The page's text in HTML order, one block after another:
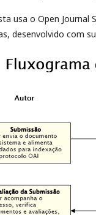
usa o Open Journal
desenvolvido com